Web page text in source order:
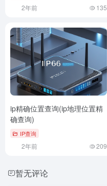
2年前 135
ip精确位置查询(ip地理位置精
确查询)
IP查询
2年前 209
暂无评论